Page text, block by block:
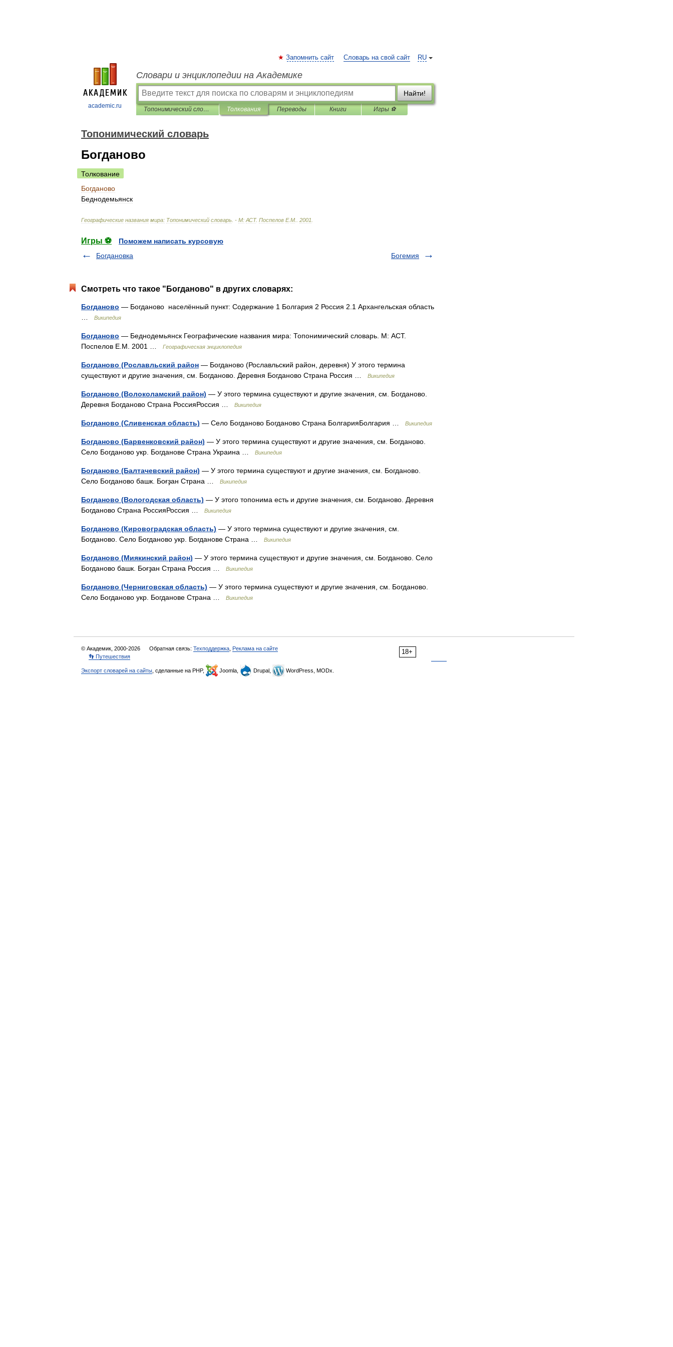
academic.ru
RU
Запомнить сайт Словарь на свой сайт
Словари и энциклопедии на Академике
Найти!
Топонимический словарь Толкования Переводы Книги Игры ⚽
Топонимический словарь
Богданово
Толкование
Богданово
Беднодемьянск
Географические названия мира: Топонимический словарь . - М: АСТ. Поспелов Е.М 2001
Игры ⚽
Поможем написать курсовую
Богдановка
Богемия
Смотреть что такое "Богданово" в других словарях:
Богданово — Богданово населённый пункт: Содержание 1 Болгария 2 Россия 2.1 Архангельская область
Википедия
Богданово — Беднодемьянск Географические названия мира: Топонимический словарь. М: АСТ.
Поспелов Е.М. 2001 …
Географическая энциклопедия
Богданово (Рославльский район — Богданово (Рославльский район, деревня) У этого термина
существуют и другие значения, см. Богданово. Деревня Богданово Страна Россия …
Википедия
Богданово (Волоколамский район) — У этого термина существуют и другие значения, см. Богданово.
Деревня Богданово Страна РоссияРоссия …
Википедия
Богданово (Сливенская область) — Село Богданово Богданово Страна БолгарияБолгария … Википедия
Богданово (Барвенковский район) — У этого термина существуют и другие значения, см. Богданово.
Село Богданово укр. Богданове Страна Украина …
Википедия
Богданово (Балтачевский район) — У этого термина существуют и другие значения, см. Богданово.
Село Богданово башк. Боғҙан Страна …
Википедия
Богданово (Вологодская область) — У этого топонима есть и другие значения, см. Богданово. Деревня
Богданово Страна РоссияРоссия …
Википедия
Богданово (Кировоградская область) — У этого термина существуют и другие значения, см.
Богданово. Село Богданово укр. Богданове Страна …
Википедия
Богданово (Миякинский район) — У этого термина существуют и другие значения, см. Богданово. Село
Богданово башк. Боғҙан Страна Россия …
Википедия
Богданово (Черниговская область) — У этого термина существуют и другие значения, см. Богданово.
Село Богданово укр. Богданове Страна …
Википедия
18+
© Академик, 2000-2026 Обратная связь: Техподдержка Реклама на сайте
👣 Путешествия
Экспорт словарей на сайты , сделанные на PHP, Joomla, Drupal, WordPress, MODx.